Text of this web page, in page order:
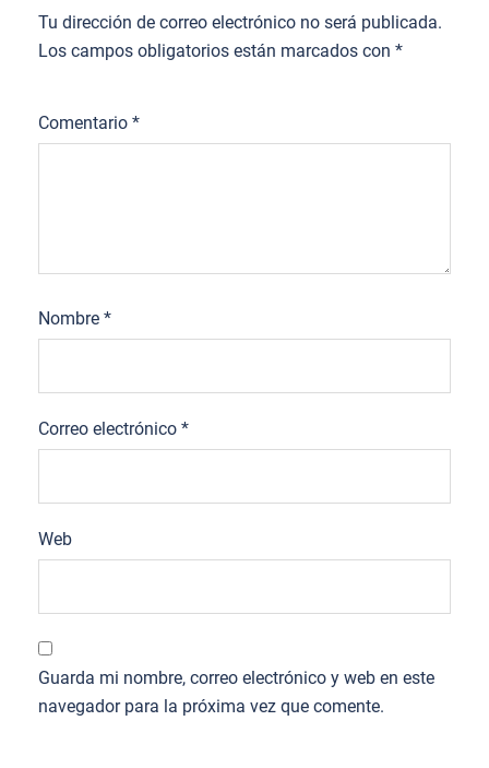
Tu dirección de correo electrónico no será publicada.
Los campos obligatorios están marcados con *
Comentario *
Nombre *
Correo electrónico *
Web
Guarda mi nombre, correo electrónico y web en este
navegador para la próxima vez que comente.